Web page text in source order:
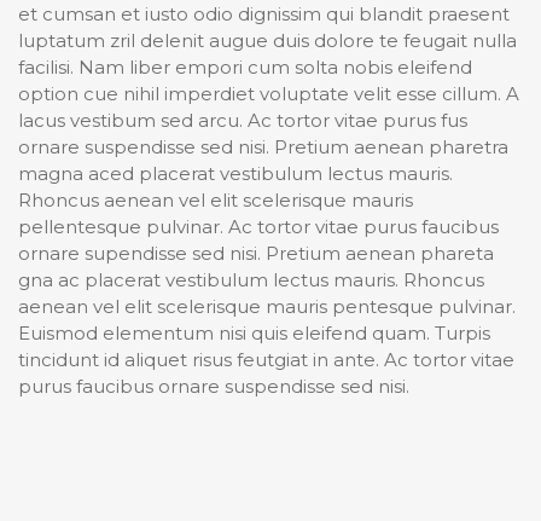
et cumsan et iusto odio dignissim qui blandit praesent
luptatum zril delenit augue duis dolore te feugait nulla
facilisi. Nam liber empori cum solta nobis eleifend
option cue nihil imperdiet voluptate velit esse cillum. A
lacus vestibum sed arcu. Ac tortor vitae purus fus
ornare suspendisse sed nisi. Pretium aenean pharetra
magna aced placerat vestibulum lectus mauris.
Rhoncus aenean vel elit scelerisque mauris
pellentesque pulvinar. Ac tortor vitae purus faucibus
ornare supendisse sed nisi. Pretium aenean phareta
gna ac placerat vestibulum lectus mauris. Rhoncus
aenean vel elit scelerisque mauris pentesque pulvinar.
Euismod elementum nisi quis eleifend quam. Turpis
tincidunt id aliquet risus feutgiat in ante. Ac tortor vitae
purus faucibus ornare suspendisse sed nisi.